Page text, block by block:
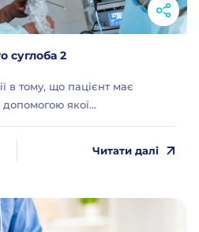
суглоба 2
в тому, що пацієнт має
допомогою якої...
Читати далі